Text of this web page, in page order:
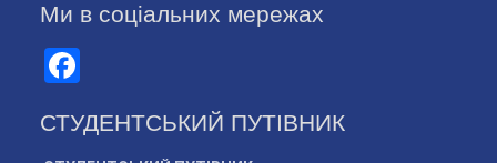
Ми в соціальних мережах
СТУДЕНТСЬКИЙ ПУТІВНИК